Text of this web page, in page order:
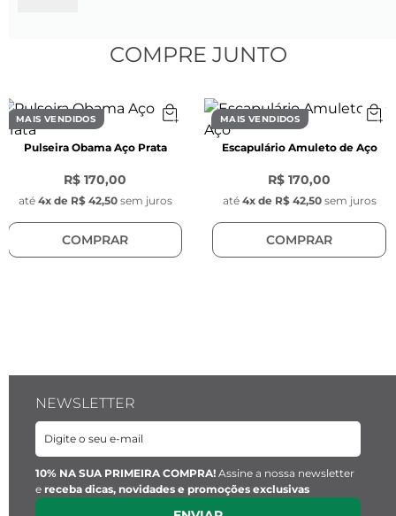
Comprimento do elo: 6 mm
Espessura do elo: 1,80 mm
Fecho: Pressão
Material: Aço inoxidável Prata.
Espessura: 1 mm
Material: Aço inoxidável
COMPRE JUNTO
MAIS VENDIDOS
Pulseira Obama Aço Prata
R$ 170,00
até 4x de R$ 42,50 sem juros
COMPRAR
MAIS VENDIDOS
Escapulário Amuleto de Aço
R$ 170,00
até 4x de R$ 42,50 sem juros
COMPRAR
NEWSLETTER
10% NA SUA PRIMEIRA COMPRA! Assine a nossa newsletter
e receba dicas, novidades e promoções exclusivas